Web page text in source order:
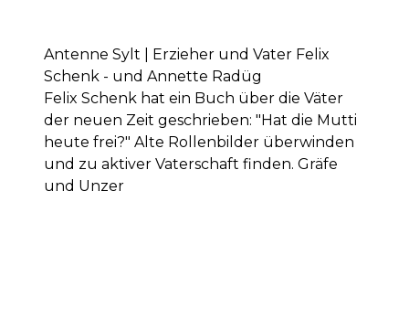
Antenne Sylt | Erzieher und Vater Felix
Schenk - und Annette Radüg
Felix Schenk hat ein Buch über die Väter
der neuen Zeit geschrieben: "Hat die Mutti
heute frei?" Alte Rollenbilder überwinden
und zu aktiver Vaterschaft finden. Gräfe
und Unzer